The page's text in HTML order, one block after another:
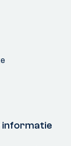
informatie